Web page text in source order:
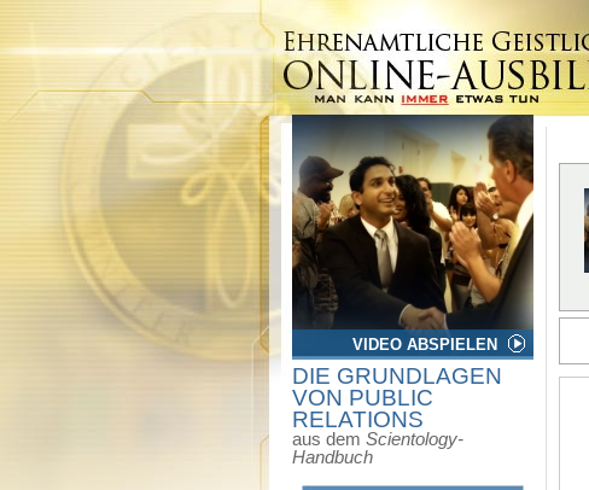
VIDEO ABSPIELEN
DIE GRUNDLAGEN
VON PUBLIC
RELATIONS
aus dem Scientology-
Handbuch